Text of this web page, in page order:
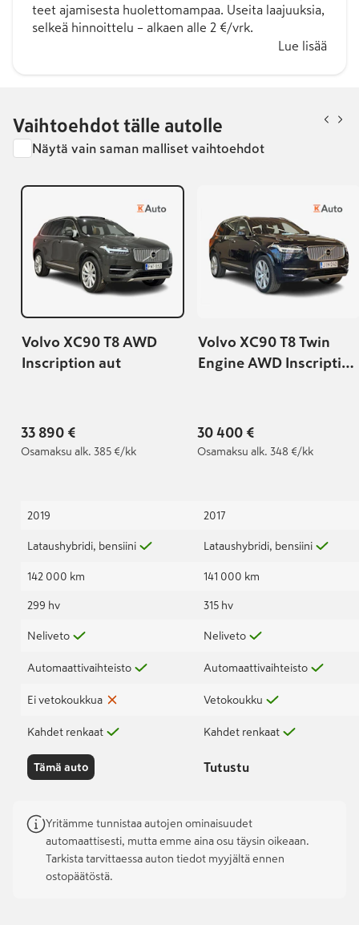
teet ajamisesta huolettomampaa. Useita laajuuksia,
selkeä hinnoittelu – alkaen alle 2 €/vrk.
Lue lisää
Vaihtoehdot tälle autolle
Näytä vain saman malliset vaihtoehdot
Volvo XC90 T8 AWD
Inscription aut
33 890 €
Osamaksu alk. 385 €/kk
2019
Lataushybridi, bensiini
142 000 km
299 hv
Neliveto
Automaattivaihteisto
Ei vetokoukkua
Kahdet renkaat
Tämä auto
Volvo XC90 T8 Twin
Engine AWD Inscription
30 400 €
Osamaksu alk. 348 €/kk
2017
Lataushybridi, bensiini
141 000 km
315 hv
Neliveto
Automaattivaihteisto
Vetokoukku
Kahdet renkaat
Tutustu
Yritämme tunnistaa autojen ominaisuudet
automaattisesti, mutta emme aina osu täysin oikeaan.
Tarkista tarvittaessa auton tiedot myyjältä ennen
ostopäätöstä.